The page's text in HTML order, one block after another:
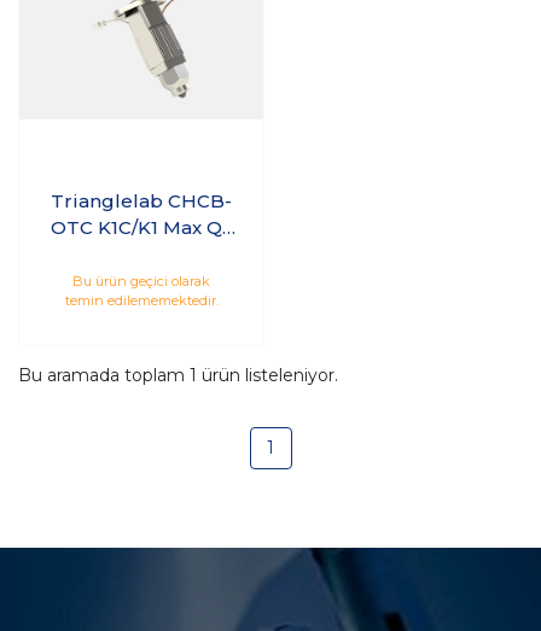
Trianglelab CHCB-
OTC K1C/K1 Max QS
Bu ürün geçici olarak
temin edilememektedir.
Bu aramada toplam 1 ürün listeleniyor.
1